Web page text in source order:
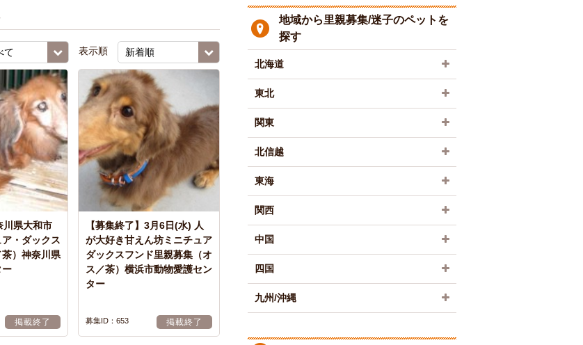
表示順
川県大和市
・ダックス
）神奈川県
ー
掲載終了
【募集終了】3月6日(水) 人
が大好き甘えん坊ミニチュア
ダックスフンド里親募集（オ
ス／茶）横浜市動物愛護セン
ター
募集ID：653 掲載終了
地域から里親募集/迷子のペットを
探す
北海道
東北
関東
北信越
東海
関西
中国
四国
九州/沖縄